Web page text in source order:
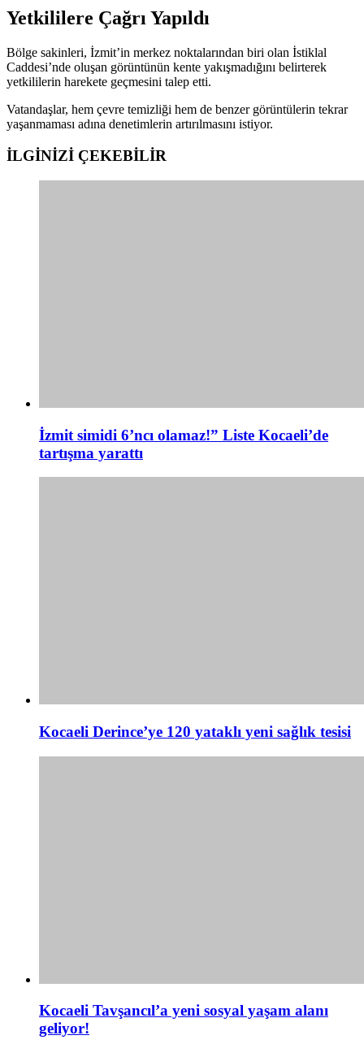
Yetkililere Çağrı Yapıldı
Bölge sakinleri, İzmit’in merkez noktalarından biri olan İstiklal
Caddesi’nde oluşan görüntünün kente yakışmadığını belirterek
yetkililerin harekete geçmesini talep etti.
Vatandaşlar, hem çevre temizliği hem de benzer görüntülerin tekrar
yaşanmaması adına denetimlerin artırılmasını istiyor.
İLGİNİZİ ÇEKEBİLİR
İzmit simidi 6’ncı olamaz!” Liste Kocaeli’de
tartışma yarattı
Kocaeli Derince’ye 120 yataklı yeni sağlık tesisi
Kocaeli Tavşancıl’a yeni sosyal yaşam alanı
geliyor!